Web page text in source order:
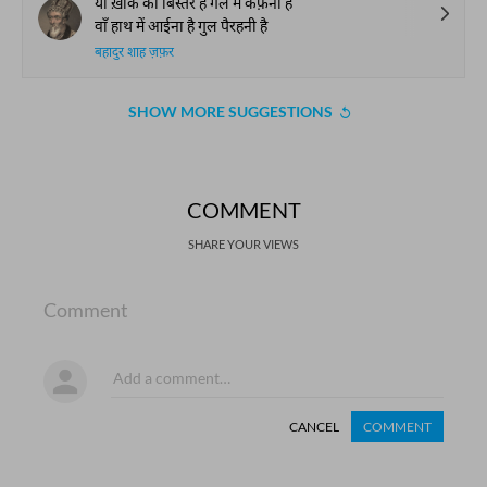
वाँ हाथ में आईना है गुल पैरहनी है
बहादुर शाह ज़फ़र
SHOW MORE SUGGESTIONS
COMMENT
SHARE YOUR VIEWS
Comment
CANCEL COMMENT